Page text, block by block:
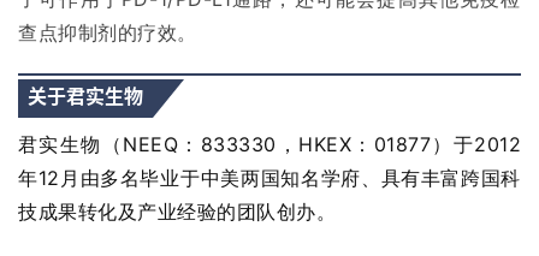
首
页
药
查点抑制剂的疗效。
关于君实生物
君实生物（NEEQ： 833330，HKEX： 01877）于2012
年12月由多名毕业于中美两国知名学府、具有丰富跨国科
技成果转化及产业经验的团队创办。